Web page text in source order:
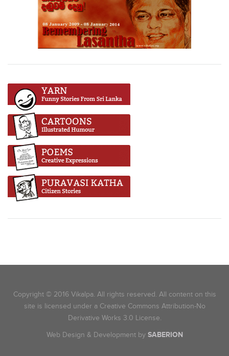
Copyright © 2016 Vikalpa. All rights reserved. All content on this
site is licensed under a Creative Commons Attribution-No
Derivative Works 3.0 License.
Web Design & Development by SABERION